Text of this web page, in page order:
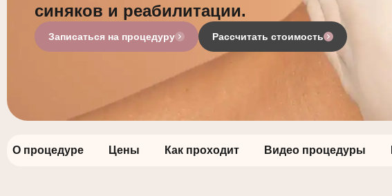
синяков и реабилитации.
Записаться на процедуру Рассчитать стоимость
О процедуре Цены Как проходит Видео процедуры